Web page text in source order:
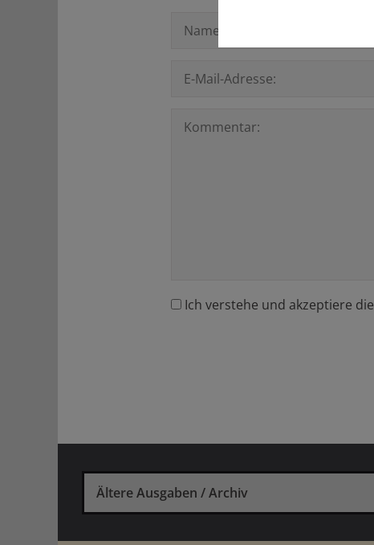
Ich verstehe und akzeptiere die
Ältere Ausgaben / Archiv